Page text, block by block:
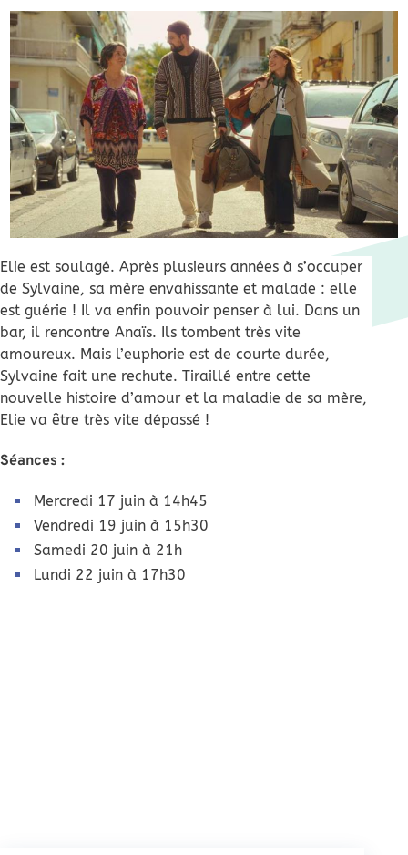
Elie est soulagé. Après plusieurs années à s’occuper
de Sylvaine, sa mère envahissante et malade : elle
est guérie ! Il va enfin pouvoir penser à lui. Dans un
bar, il rencontre Anaïs. Ils tombent très vite
amoureux. Mais l’euphorie est de courte durée,
Sylvaine fait une rechute. Tiraillé entre cette
nouvelle histoire d’amour et la maladie de sa mère,
Elie va être très vite dépassé !
Séances :
Mercredi 17 juin à 14h45
Vendredi 19 juin à 15h30
Samedi 20 juin à 21h
Lundi 22 juin à 17h30